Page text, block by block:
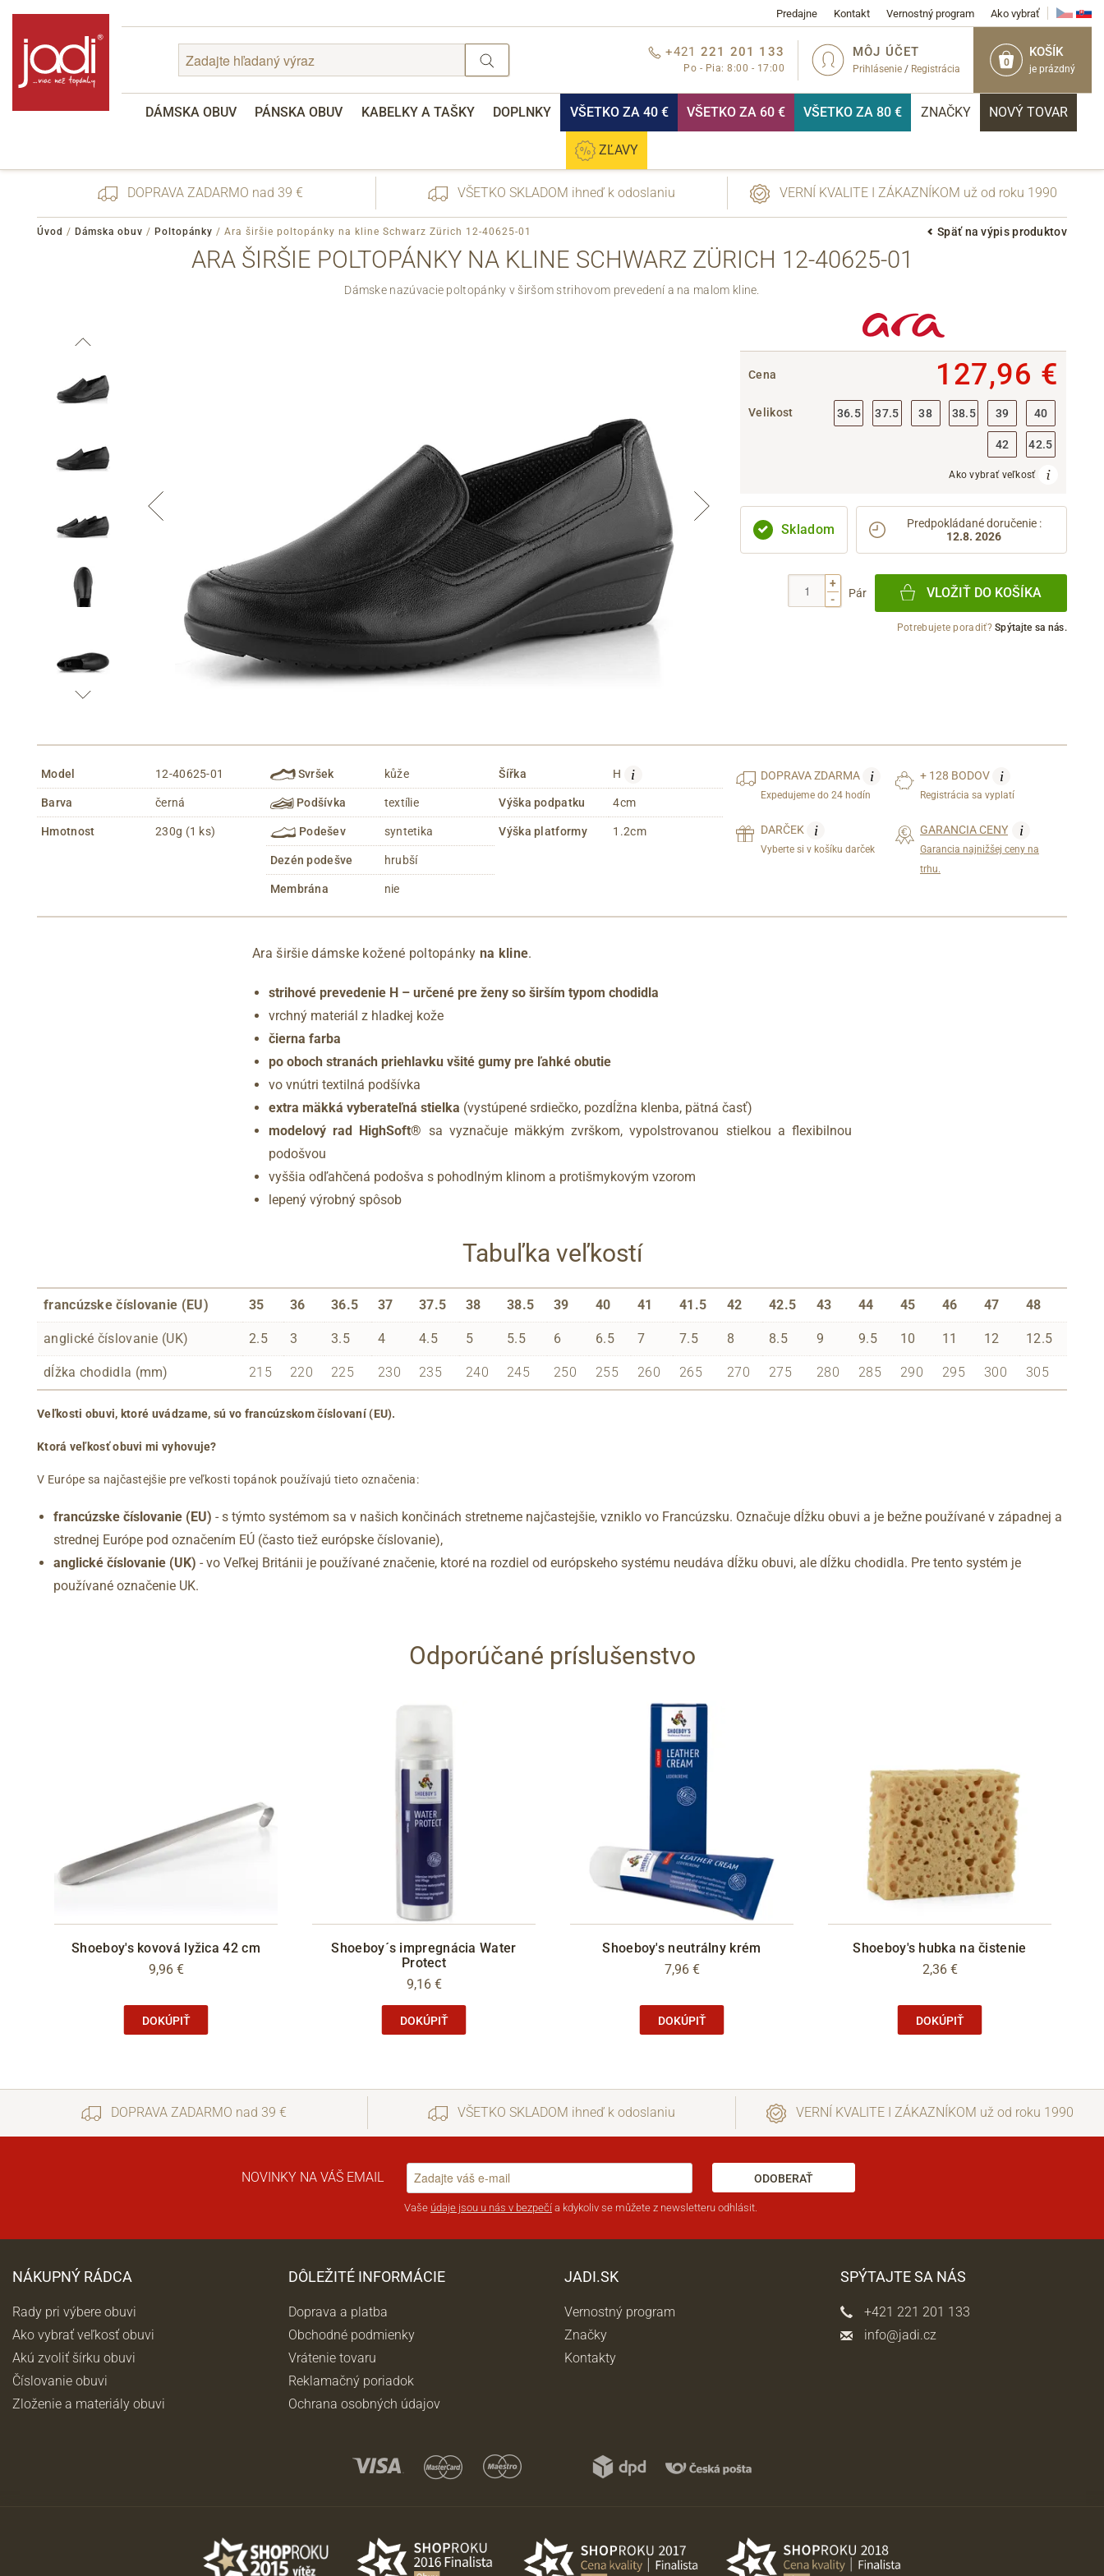
Predajne Kontakt Vernostný program Ako vybrať
0
KOŠÍK
je prázdný
MÔJ ÚČET
Prihlásenie / Registrácia
+421 221 201 133
Po - Pia: 8:00 - 17:00
DÁMSKA OBUV PÁNSKA OBUV KABELKY A TAŠKY DOPLNKY VŠETKO ZA 40 € VŠETKO ZA 60 € VŠETKO ZA 80 € ZNAČKY NOVÝ TOVAR
ZĽAVY
Zabudnuté heslo
Cez Google
DOPRAVA ZADARMO nad 39 € VŠETKO SKLADOM ihneď k odoslaniu VERNÍ KVALITE I ZÁKAZNÍKOM už od roku 1990
Späť na výpis produktov
Úvod / Dámska obuv / Poltopánky / Ara širšie poltopánky na kline Schwarz Zürich 12-40625-01
ARA ŠIRŠIE POLTOPÁNKY NA KLINE SCHWARZ ZÜRICH 12-40625-01
Dámske nazúvacie poltopánky v širšom strihovom prevedení a na malom kline.
Cena 127,96 €
Velikost 36.5 37.5 38 38.5 39 40
42 42.5
Ako vybrať veľkosť
Skladom Predpokládané doručenie :
12.8. 2026
+
-
Pár VLOŽIŤ DO KOŠÍKA
Potrebujete poradiť?Spýtajte sa nás.
Model 12-40625-01
Barva černá
Hmotnost 230g (1 ks)
Svršek kůže
Podšívka textílie
Podešev syntetika
Dezén podešve hrubší
Membrána nie
Šířka H i
Výška podpatku 4cm
Výška platformy 1.2cm
DOPRAVAZDARMA i
Expedujeme do 24 hodín
+ 128 BODOV i
Registrácia sa vyplatí
DARČEK i
Vyberte si v košíku darček
GARANCIA CENY i
Garancia najnižšej ceny na
trhu.
Ara širšie dámske kožené poltopánky na kline.
strihové prevedenie H – určené pre ženy so širším typom chodidla
vrchný materiál z hladkej kože
čierna farba
po oboch stranách priehlavku všité gumy pre ľahké obutie
vo vnútri textilná podšívka
extra mäkká vyberateľná stielka (vystúpené srdiečko, pozdĺžna klenba, pätná časť)
modelový rad HighSoft® sa vyznačuje mäkkým zvrškom, vypolstrovanou stielkou a flexibilnou
podošvou
vyššia odľahčená podošva s pohodlným klinom a protišmykovým vzorom
lepený výrobný spôsob
Tabuľka veľkostí
francúzske číslovanie (EU) 35 36 36.5 37 37.5 38 38.5 39 40 41 41.5 42 42.5 43 44 45 46 47 48
anglické číslovanie (UK) 2.5 3 3.5 4 4.5 5 5.5 6 6.5 7 7.5 8 8.5 9 9.5 10 11 12 12.5
dĺžka chodidla (mm) 215 220 225 230 235 240 245 250 255 260 265 270 275 280 285 290 295 300 305
Veľkosti obuvi, ktoré uvádzame, sú vo francúzskom číslovaní (EU).
Ktorá veľkosť obuvi mi vyhovuje?
V Európe sa najčastejšie pre veľkosti topánok používajú tieto označenia:
francúzske číslovanie (EU) - s týmto systémom sa v našich končinách stretneme najčastejšie, vzniklo vo Francúzsku. Označuje dĺžku obuvi a je bežne používané v západnej a
strednej Európe pod označením EÚ (často tiež európske číslovanie),
anglické číslovanie (UK) - vo Veľkej Británii je používané značenie, ktoré na rozdiel od európskeho systému neudáva dĺžku obuvi, ale dĺžku chodidla. Pre tento systém je
používané označenie UK.
Odporúčané príslušenstvo
Shoeboy's kovová lyžica 42 cm
9,96 €
DOKÚPIŤ
Shoeboy´s impregnácia Water
Protect
9,16 €
DOKÚPIŤ
Shoeboy's neutrálny krém
7,96 €
DOKÚPIŤ
Shoeboy's hubka na čistenie
2,36 €
DOKÚPIŤ
DOPRAVA ZADARMO nad 39 € VŠETKO SKLADOM ihneď k odoslaniu VERNÍ KVALITE I ZÁKAZNÍKOM už od roku 1990
NOVINKY NA VÁŠ EMAIL ODOBERAŤ
Vaše údaje jsou u nás v bezpečí a kdykoliv se můžete z newsletteru odhlásit.
NÁKUPNÝ RÁDCA
Rady pri výbere obuvi
Ako vybrať veľkosť obuvi
Akú zvoliť šírku obuvi
Číslovanie obuvi
Zloženie a materiály obuvi
DÔLEŽITÉ INFORMÁCIE
Doprava a platba
Obchodné podmienky
Vrátenie tovaru
Reklamačný poriadok
Ochrana osobných údajov
JADI.SK
Vernostný program
Značky
Kontakty
SPÝTAJTE SA NÁS
+421 221 201 133
info@jadi.cz